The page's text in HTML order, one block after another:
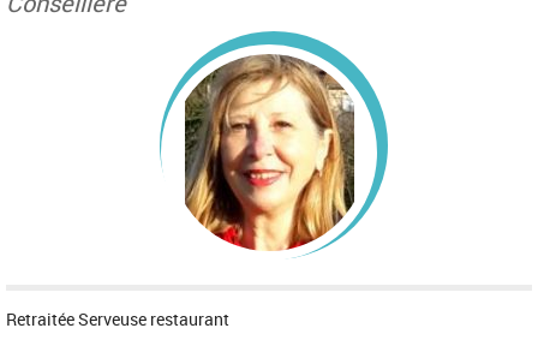
Retraitée Serveuse restaurant